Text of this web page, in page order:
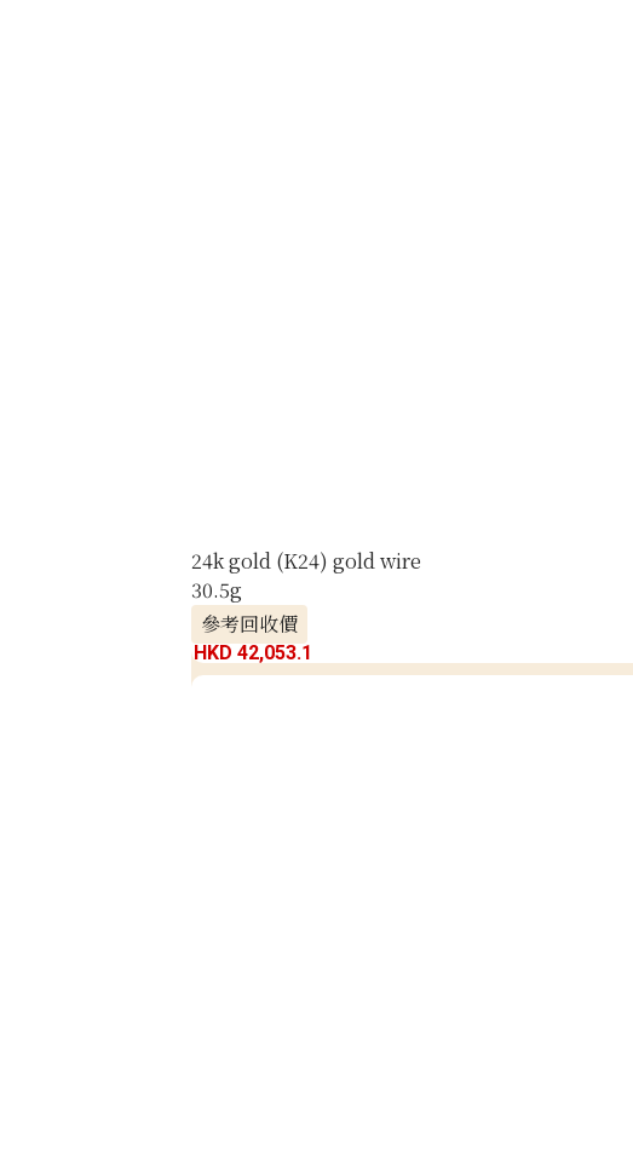
24k gold (K24) gold wire
30.5g
參考回收價
HKD 42,053.1